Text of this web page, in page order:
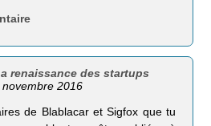
renaissance des startups
novembre 2016
de Blablacar et Sigfox que tu